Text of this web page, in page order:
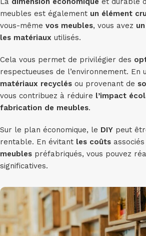
meubles est également un élément
vous-même vos meubles, vous avez
les matériaux utilisés.
Cela vous permet de privilégier des
respectueuses de l’environnement. En
matériaux recyclés ou provenant de
vous contribuez à réduire l’impact
fabrication de meubles.
Sur le plan économique, le DIY peut
rentable. En évitant les coûts
meubles préfabriqués, vous pouvez
significatives.